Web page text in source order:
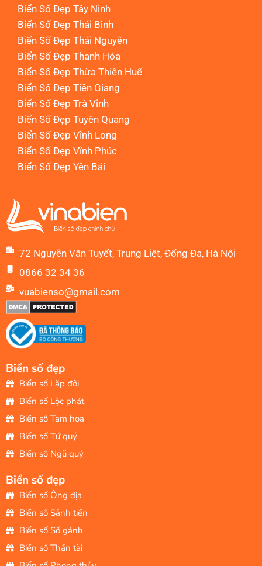
Biển Số Đẹp Tây Ninh
Biển Số Đẹp Thái Bình
Biển Số Đẹp Thái Nguyên
Biển Số Đẹp Thanh Hóa
Biển Số Đẹp Thừa Thiên Huế
Biển Số Đẹp Tiền Giang
Biển Số Đẹp Trà Vinh
Biển Số Đẹp Tuyên Quang
Biển Số Đẹp Vĩnh Long
Biển Số Đẹp Vĩnh Phúc
Biển Số Đẹp Yên Bái
72 Nguyễn Văn Tuyết, Trung Liệt, Đống Đa, Hà Nội
0866 32 34 36
vuabienso@gmail.com
Biển số đẹp
Biển số Lặp đôi
Biển số Lộc phát
Biển số Tam hoa
Biển số Tứ quý
Biển số Ngũ quý
Biển số đẹp
Biển số Ông địa
Biển số Sảnh tiến
Biển số Số gánh
Biển số Thần tài